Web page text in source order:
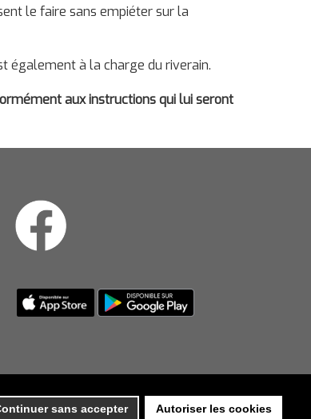
sans accepter Autoriser les cookies
le faire sans empiéter sur la
également à la charge du riverain.
aux instructions qui lui seront